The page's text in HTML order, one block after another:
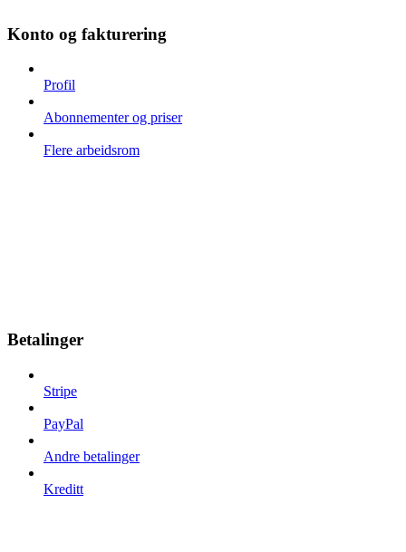
Konto og fakturering
Profil
Abonnementer og priser
Flere arbeidsrom
Betalinger
Stripe
PayPal
Andre betalinger
Kreditt